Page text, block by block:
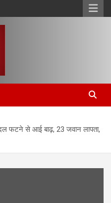
फटने से आई बाढ़, 23 जवान लापता,